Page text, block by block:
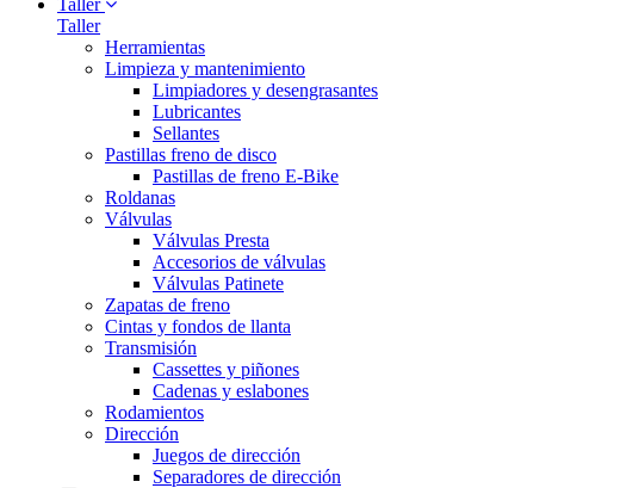
Taller
Taller
Herramientas
Limpieza y mantenimiento
Limpiadores y desengrasantes
Lubricantes
Sellantes
Pastillas freno de disco
Pastillas de freno E-Bike
Roldanas
Válvulas
Válvulas Presta
Accesorios de válvulas
Válvulas Patinete
Zapatas de freno
Cintas y fondos de llanta
Transmisión
Cassettes y piñones
Cadenas y eslabones
Rodamientos
Dirección
Juegos de dirección
Separadores de dirección